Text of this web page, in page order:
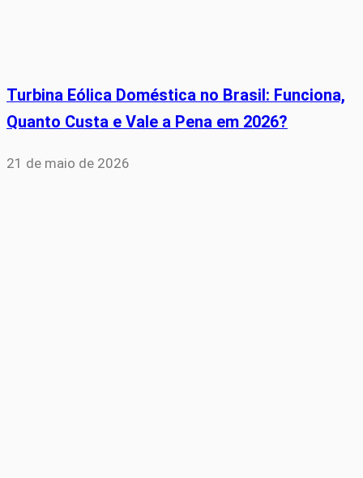
Turbina Eólica Doméstica no Brasil: Funciona,
Quanto Custa e Vale a Pena em 2026?
21 de maio de 2026